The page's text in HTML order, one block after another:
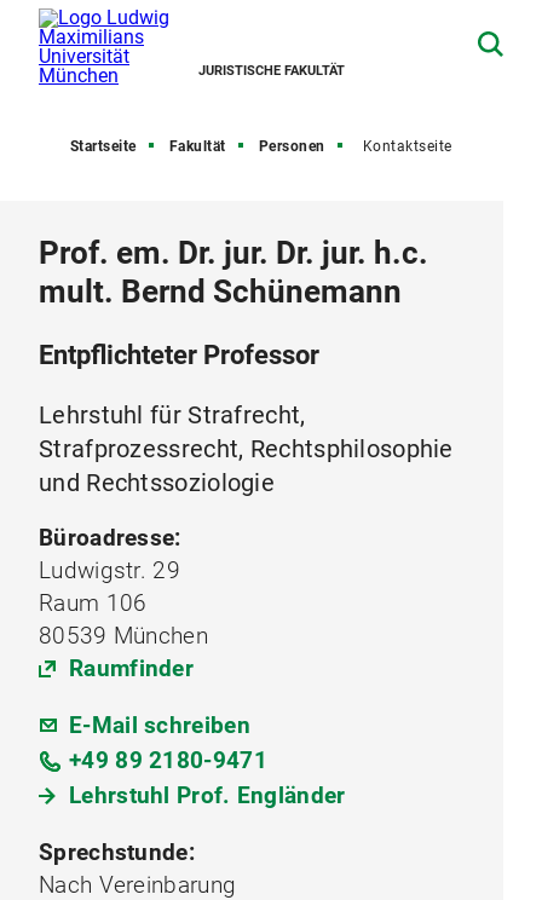
JURISTISCHE FAKULTÄT
Startseite Fakultät Personen Kontaktseite
Prof. em. Dr. jur. Dr. jur. h.c.
mult. Bernd Schünemann
Entpflichteter Professor
Lehrstuhl für Strafrecht,
Strafprozessrecht, Rechtsphilosophie
und Rechtssoziologie
Büroadresse:
Ludwigstr. 29
Raum 106
80539 München
Raumfinder
E-Mail schreiben
+49 89 2180-9471
Lehrstuhl Prof. Engländer
Sprechstunde:
Nach Vereinbarung